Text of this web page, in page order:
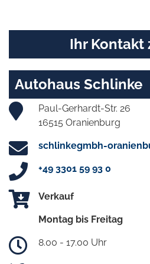
Ihr Kontakt
Autohaus Schlinke
Paul-Gerhardt-Str. 26
16515 Oranienburg
schlinkegmbh-
+49 3301 59 93 0
Verkauf
Montag bis Freitag
8.00 - 17.00 Uhr